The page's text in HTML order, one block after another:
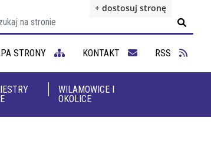
+ dostosuj stronę
wysokiej widoczności
czcionki na 125%
rozmiar czcionki na 100%

STRONY KONTAKT RSS
WILAMOWICE I
OKOLICE